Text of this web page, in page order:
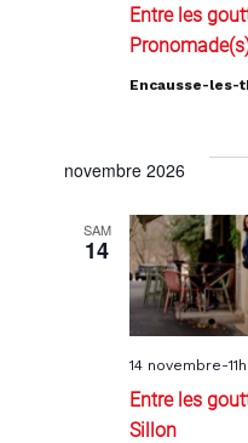
Entre les
Encausse-les-
novembre 2026
SAM
14
Entre les
Sillon
14 novembre-